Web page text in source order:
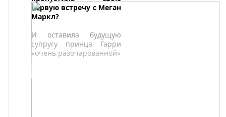
первую встречу с Меган
Маркл?
И оставила будущую
супругу принца Гарри
«очень разочарованной»